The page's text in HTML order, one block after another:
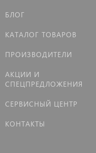
БЛОГ
КАТАЛОГ ТОВАРОВ
ПРОИЗВОДИТЕЛИ
АКЦИИ И
СПЕЦПРЕДЛОЖЕНИЯ
СЕРВИСНЫЙ ЦЕНТР
КОНТАКТЫ